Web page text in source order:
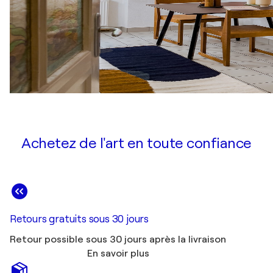
Achetez de l'art en toute confiance
Retours gratuits sous 30 jours
Retour possible sous 30 jours après la livraison
En savoir plus